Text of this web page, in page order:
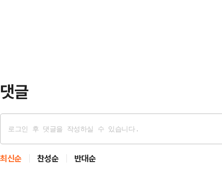
댓글
최신순 찬성순 반대순